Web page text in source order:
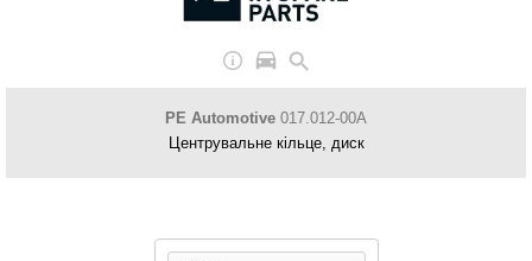
PE Automotive 017.012-00A
Центрувальне кільце, диск